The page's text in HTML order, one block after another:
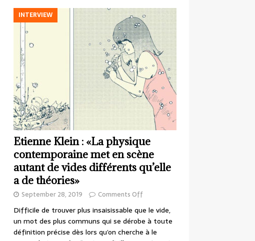
INTERVIEW
Etienne Klein : «La physique
contemporaine met en scène
autant de vides différents qu’elle
a de théories»
September 28, 2019 Comments Off
Difficile de trouver plus insaisissable que le vide,
un mot des plus communs qui se dérobe à toute
définition précise dès lors qu’on cherche à le